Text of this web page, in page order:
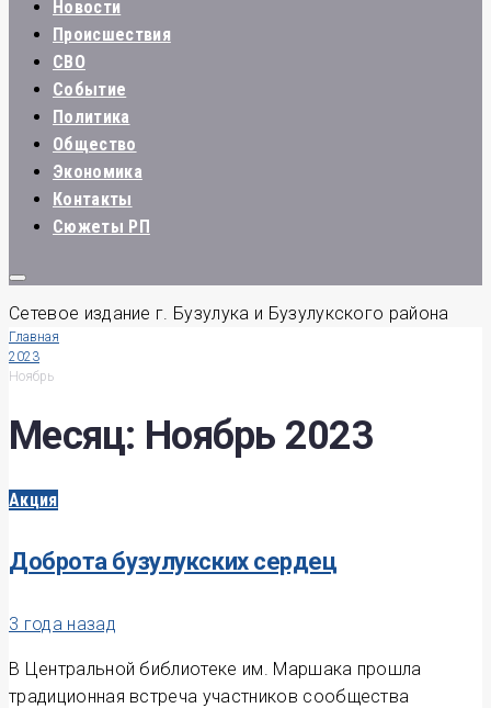
Новости
Происшествия
СВО
Событие
Политика
Общество
Экономика
Контакты
Сюжеты РП
Сетевое издание г. Бузулука и Бузулукского района
Главная
2023
Ноябрь
Месяц: Ноябрь 2023
Акция
Доброта бузулукских сердец
3 года назад
В Центральной библиотеке им. Маршака прошла
традиционная встреча участников сообщества